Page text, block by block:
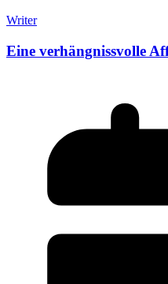
Writer
Eine verhängnissvolle